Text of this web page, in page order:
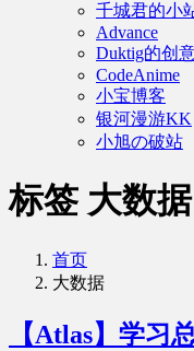
千城君的小
Advance
Duktig的创
CodeAnime
小宝博客
银河漫游KK
小旭の破站
标签 大数
首页
大数据
【Atlas】学习